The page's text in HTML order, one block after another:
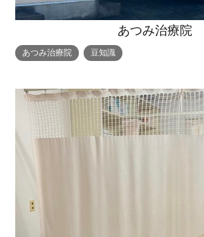
あつみ治療院
あつみ治療院 豆知識